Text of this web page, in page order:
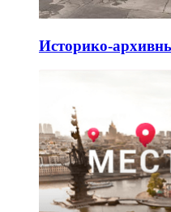
Историко-